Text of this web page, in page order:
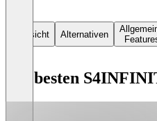
Übersicht Alternativen
Die besten